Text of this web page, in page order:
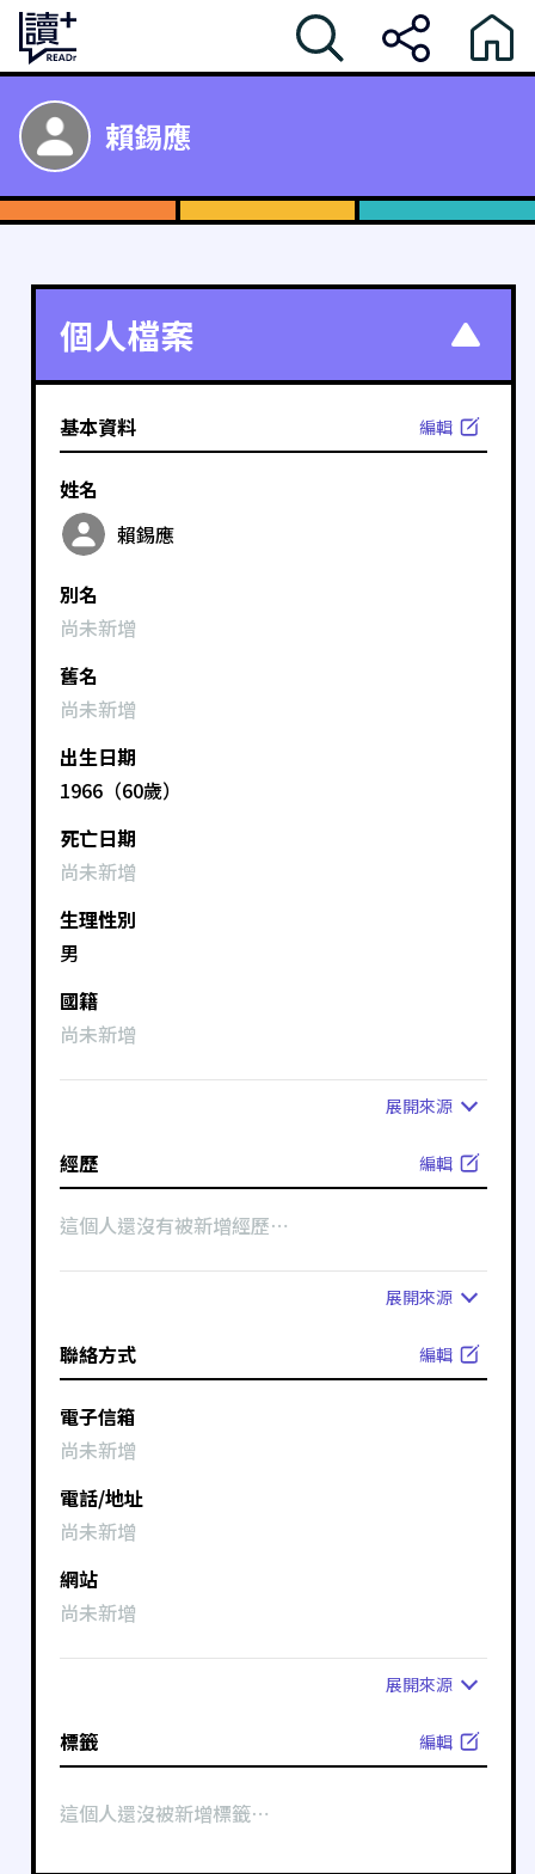
賴錫應
個人檔案
基本資料 編輯
姓名
賴錫應
別名
尚未新增
舊名
尚未新增
出生日期
1966（60歲）
死亡日期
尚未新增
生理性別
男
國籍
尚未新增
展開來源
經歷 編輯
這個人還沒有被新增經歷⋯
展開來源
聯絡方式 編輯
電子信箱
尚未新增
電話/地址
尚未新增
網站
尚未新增
展開來源
標籤 編輯
這個人還沒被新增標籤⋯